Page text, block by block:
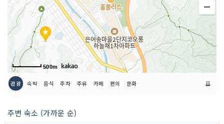
매장안내 환급서비스 제공방식 : 사후
500m
관광 숙박 음식 주차 주유 카페 편의 문화 ⇊
주변 숙소 (가까운 순)